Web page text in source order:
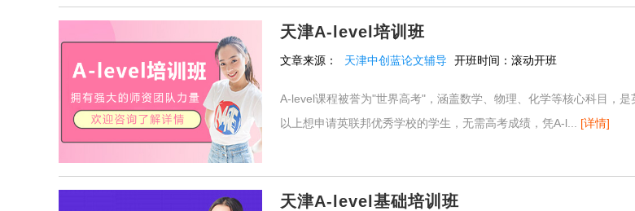
天津A-level培训班
文章来源： 天津中创蓝论文辅导 开班时间： 滚动开班
A-level课程被誉为"世界高考"，涵盖数学、物理、化学等核心科目，
以上想申请英联邦优秀学校的学生，无需高考成绩，凭A-l... [详情]
天津A-level基础培训班